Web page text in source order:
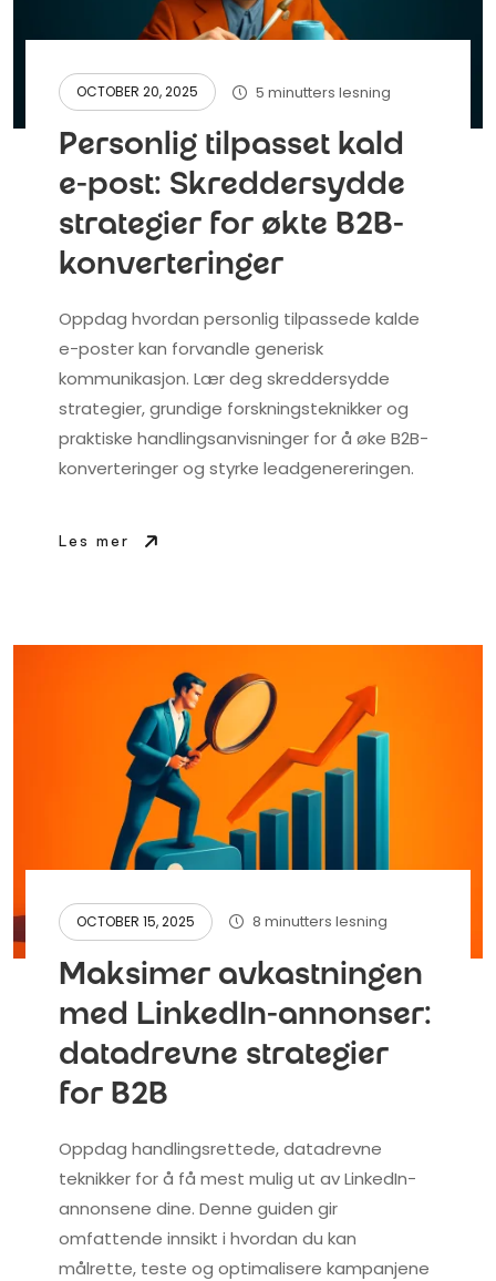
OCTOBER 20, 2025 5 minutters lesning
Personlig tilpasset kald
e-post: Skreddersydde
strategier for økte B2B-
konverteringer
Oppdag hvordan personlig tilpassede kalde
e-poster kan forvandle generisk
kommunikasjon. Lær deg skreddersydde
strategier, grundige forskningsteknikker og
praktiske handlingsanvisninger for å øke B2B-
konverteringer og styrke leadgenereringen.
Les mer
OCTOBER 15, 2025 8 minutters lesning
Maksimer avkastningen
med LinkedIn-annonser:
datadrevne strategier
for B2B
Oppdag handlingsrettede, datadrevne
teknikker for å få mest mulig ut av LinkedIn-
annonsene dine. Denne guiden gir
omfattende innsikt i hvordan du kan
målrette, teste og optimalisere kampanjene